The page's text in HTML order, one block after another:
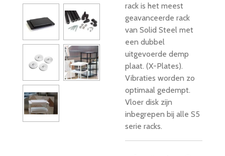
rack is het meest
geavanceerde rack
van Solid Steel met
een dubbel
uitgevoerde demp
plaat. (X-Plates).
Vibraties worden zo
optimaal gedempt.
Vloer disk zijn
inbegrepen bij alle S5
serie racks.